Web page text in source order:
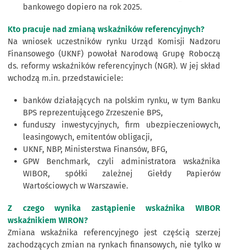
bankowego dopiero na rok 2025.
Kto pracuje nad zmianą wskaźników referencyjnych?
Na wniosek uczestników rynku Urząd Komisji Nadzoru
Finansowego (UKNF) powołał Narodową Grupę Roboczą
ds. reformy wskaźników referencyjnych (NGR). W jej skład
wchodzą m.in. przedstawiciele:
banków działających na polskim rynku, w tym Banku
BPS reprezentującego Zrzeszenie BPS,
funduszy inwestycyjnych, firm ubezpieczeniowych,
leasingowych, emitentów obligacji,
UKNF, NBP, Ministerstwa Finansów, BFG,
GPW Benchmark, czyli administratora wskaźnika
WIBOR, spółki zależnej Giełdy Papierów
Wartościowych w Warszawie.
Z czego wynika zastąpienie wskaźnika WIBOR
wskaźnikiem WIRON?
Zmiana wskaźnika referencyjnego jest częścią szerzej
zachodzących zmian na rynkach finansowych, nie tylko w